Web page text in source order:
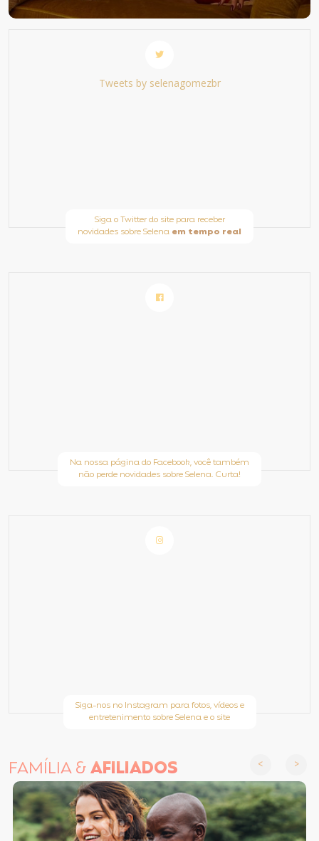
Tweets by selenagomezbr
Siga o Twitter do site para receber
novidades sobre Selena em tempo real
Na nossa página do Facebook, você também
não perde novidades sobre Selena. Curta!
Siga-nos no Instagram para fotos, vídeos e
entretenimento sobre Selena e o site
FAMÍLIA &AFILIADOS